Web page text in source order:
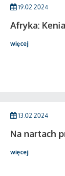
19.02.2024
Afryka:
więcej
13.02.2024
Na nartach
więcej